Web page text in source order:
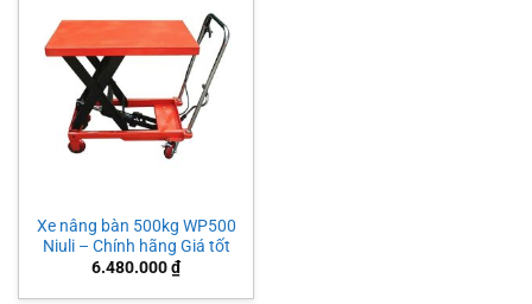
Xe nâng bàn 500kg WP500
Niuli – Chính hãng Giá tốt
6.480.000₫